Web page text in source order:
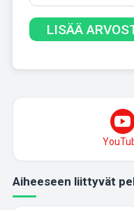
Aiheeseen liittyvät